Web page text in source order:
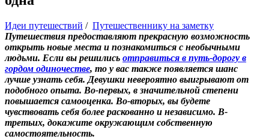
Идеи путешествий / Путешественнику на заметку
Путешествия предоставляют прекрасную возможность
открыть новые места и познакомиться с необычными
людьми. Если вы решились отправиться в путь-дорогу в
гордом одиночестве, то у вас также появляется шанс
лучше узнать себя. Девушки невероятно выигрывают от
подобного опыта. Во-первых, в значительной степени
повышается самооценка. Во-вторых, вы будете
чувствовать себя более раскованно и независимо. В-
третьих, докажите окружающим собственную
самостоятельность.